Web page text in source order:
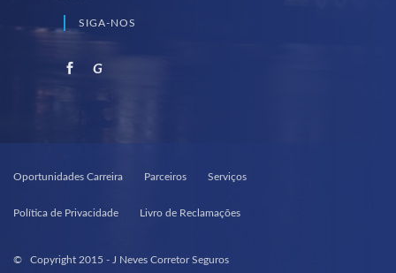
SIGA-NOS
G
Oportunidades Carreira Parceiros Serviços
Política de Privacidade Livro de Reclamações
© Copyright 2015 - J Neves Corretor Seguros